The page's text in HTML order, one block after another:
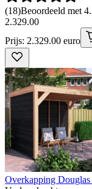
(18)Beoordeeld met
2.329.00
Prijs: 2.329.00 euro
Overkapping